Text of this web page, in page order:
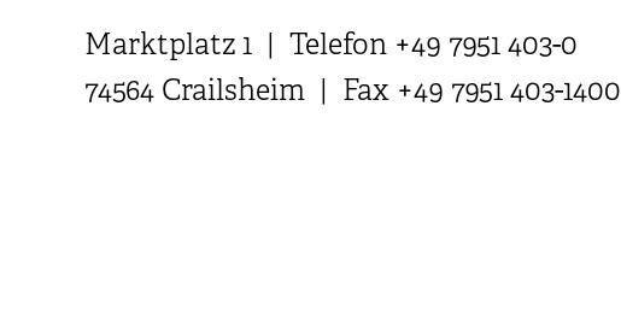
Marktplatz 1 | Telefon +49 7951 403-0
74564 Crailsheim | Fax +49 7951 403-1400